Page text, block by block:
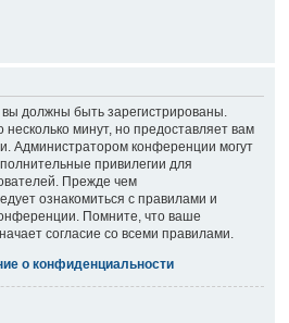
должны быть зарегистрированы.
несколько минут, но предоставляет вам
Администратором конференции могут
привилегии для
Прежде чем
ознакомиться с правилами и
Помните, что ваше
согласие со всеми правилами.
о конфиденциальности